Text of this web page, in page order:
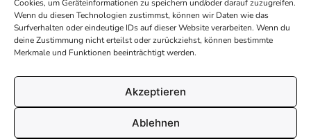
Cookies, um Geräteinformationen zu speichern und/oder darauf zuzugreifen.
Wenn du diesen Technologien zustimmst, können wir Daten wie das
Surfverhalten oder eindeutige IDs auf dieser Website verarbeiten. Wenn du
deine Zustimmung nicht erteilst oder zurückziehst, können bestimmte
Merkmale und Funktionen beeinträchtigt werden.
Akzeptieren
Ablehnen
Inhaltsrichtlinien
Recht & Datenschutz
Impressum
AGB
Cookies